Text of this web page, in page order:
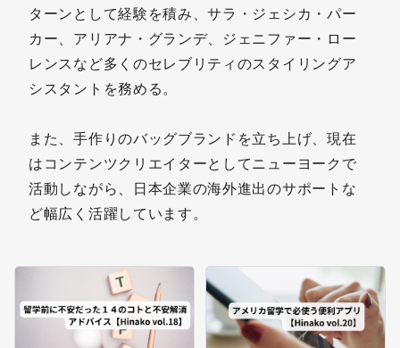
ターンとして経験を積み、サラ・ジェシカ・パー
カー、アリアナ・グランデ、ジェニファー・ロー
レンスなど多くのセレブリティのスタイリングア
シスタントを務める。
また、手作りのバッグブランドを立ち上げ、現在
はコンテンツクリエイターとしてニューヨークで
活動しながら、日本企業の海外進出のサポートな
ど幅広く活躍しています。